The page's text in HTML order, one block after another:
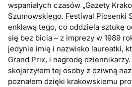
wspaniałych czasów „Gazety
Szumowskiego. Festiwal Piosenki
enklawą tego, co oddziela sztukę
się bez bicia – z imprezy w 1989
jedynie imię i nazwisko laureatki,
Grand Prix, i nagrodę
skojarzyłem tej osoby z dziwną
poznałem dzięki krakowskiemu